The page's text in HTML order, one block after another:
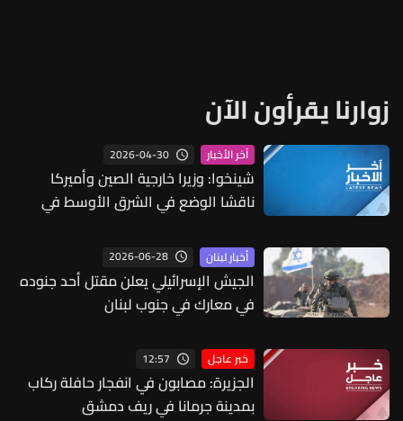
زوارنا يقرأون الآن
آخر الأخبار 2026-04-30
شينخوا: وزيرا خارجية الصين وأميركا
ناقشا الوضع في الشرق الأوسط في
أخبار لبنان 2026-06-28
الجيش الإسرائيلي يعلن مقتل أحد جنوده
في معارك في جنوب لبنان
خبر عاجل 12:57
الجزيرة: مصابون في انفجار حافلة ركاب
بمدينة جرمانا في ريف دمشق